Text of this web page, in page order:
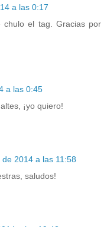
a las 0:17
chulo el tag. Gracias por
a las 0:45
¡yo quiero!
2014 a las 11:58
saludos!